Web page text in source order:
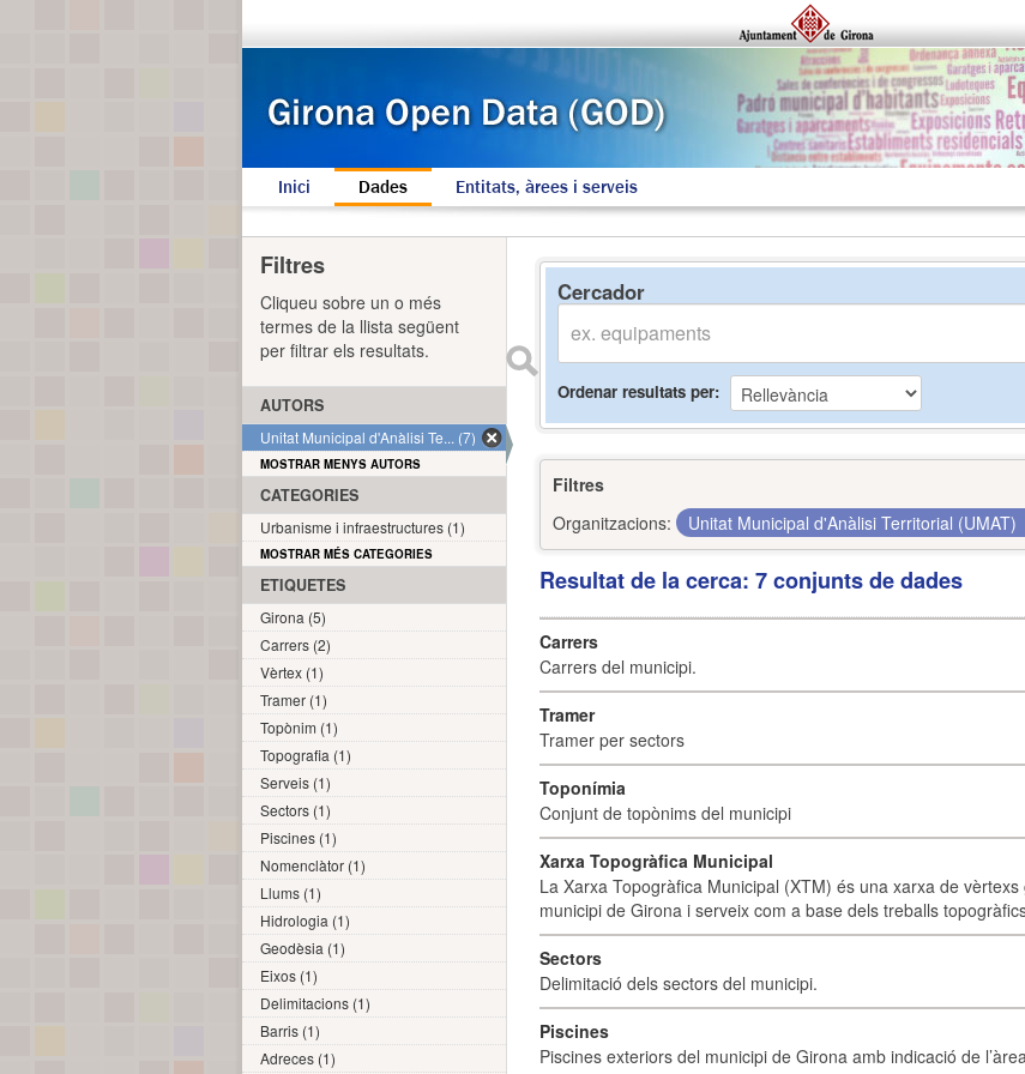
Inici Dades Entitats, àrees i serveis
Cercador
Ordenar resultats per
Filtres
Organitzacions:
Unitat Municipal d'Anàlisi Territorial (UMAT)
Resultat de la cerca: 7 conjunts de dades
Carrers
Carrers del municipi.
Tramer
Tramer per sectors
Toponímia
Conjunt de topònims del municipi
Xarxa Topogràfica Municipal
La Xarxa Topogràfica Municipal (XTM) és una xarxa de
municipi de Girona i serveix com a base dels treballs
Sectors
Delimitació dels sectors del municipi.
Piscines
Piscines exteriors del municipi de Girona amb indicació de
Filtres
Cliqueu sobre un o més
termes de la llista següent
per filtrar els resultats.
AUTORS
Unitat Municipal d'Anàlisi Te... (7)
MOSTRAR MENYS AUTORS
CATEGORIES
Urbanisme i infraestructures (1)
MOSTRAR MÉS CATEGORIES
ETIQUETES
Girona (5)
Carrers (2)
Vèrtex (1)
Tramer (1)
Topònim (1)
Topografia (1)
Serveis (1)
Sectors (1)
Piscines (1)
Nomenclàtor (1)
Llums (1)
Hidrologia (1)
Geodèsia (1)
Eixos (1)
Delimitacions (1)
Barris (1)
Adreces (1)